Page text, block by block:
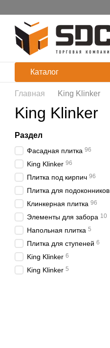
Каталог
Главная
King Klinker
King Klinker
Раздел
Фасадная плитка 96
King Klinker 96
Плитка под кирпич 96
Плитка для подоконников
Клинкерная плитка 96
Элементы для забора 10
Напольная плитка 5
Плитка для ступеней 6
King Klinker 6
King Klinker 5